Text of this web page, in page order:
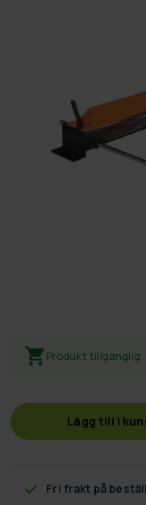
Produkt tillgänglig
Lägg till i
Fri frakt på